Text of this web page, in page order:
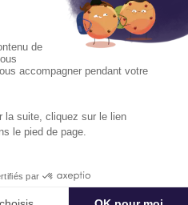
un devis
Tous droits réservés
Mentions légales